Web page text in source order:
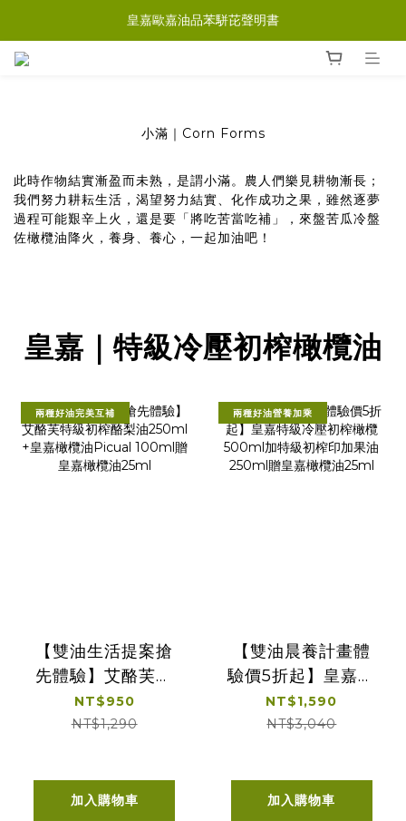
皇嘉歐嘉油品苯駢芘聲明書
小滿｜Corn Forms
此時作物結實漸盈而未熟，是謂小滿。農人們樂見耕物漸長；
我們努力耕耘生活，渴望努力結實、化作成功之果，雖然逐夢
過程可能艱辛上火，還是要「將吃苦當吃補」，來盤苦瓜冷盤
佐橄欖油降火，養身、養心，一起加油吧！
皇嘉｜特級冷壓初榨橄欖油
兩種好油完美互補
【雙油生活提案搶
先體驗】艾酪芙特
級初榨酪梨油
250ml +皇嘉橄欖
NT$950
NT$1,290
加入購物車
兩種好油營養加乘
【雙油晨養計畫體
驗價5折起】皇嘉特
級冷壓初榨橄欖
500ml加特級初榨
NT$1,590
NT$3,040
加入購物車